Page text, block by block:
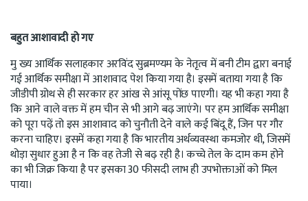
बहुत आशावादी हो गए
मु ख्य आर्थिक सलाहकार अरविंद सुब्रमण्यम के नेतृत्व में बनी टीम द्वारा बनाई
गई आर्थिक समीक्षा में आशावाद पेश किया गया है। इसमें बताया गया है कि
जीडीपी ग्रोथ से ही सरकार हर आंख से आंसू पोंछ पाएगी। यह भी कहा गया है
कि आने वाले वक्त में हम चीन से भी आगे बढ़ जाएंगे। पर हम आर्थिक समीक्षा
को पूरा पढ़ें तो इस आशावाद को चुनौती देने वाले कई बिंदू हैं, जिन पर गौर
करना चाहिए। इसमें कहा गया है कि भारतीय अर्थव्यवस्था कमजोर थी, जिसमें
थोड़ा सुधार हुआ है न कि वह तेजी से बढ़ रही है। कच्चे तेल के दाम कम होने
का भी जिक्र किया है पर इसका 30 फीसदी लाभ ही उपभोक्ताओं को मिल
पाया।